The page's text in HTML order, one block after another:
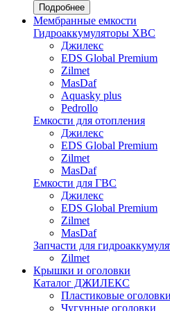
Подробнее
Мембранные емкости
Гидроаккумуляторы ХВС
Джилекс
EDS Global Premium
Zilmet
MasDaf
Aquasky plus
Pedrollo
Емкости для отопления
Джилекс
EDS Global Premium
Zilmet
MasDaf
Емкости для ГВС
Джилекс
EDS Global Premium
Zilmet
MasDaf
Запчасти для
Zilmet
Крышки и оголовки
Каталог ДЖИЛЕКС
Пластиковые оголовки
Чугунные оголовки